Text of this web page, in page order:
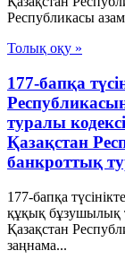
Республикасы
Толық оқу »
177-бапқа
туралы
Қазақстан
банкроттық
177-бапқа
құқық бұзушылық
Қазақстан
заңнама...